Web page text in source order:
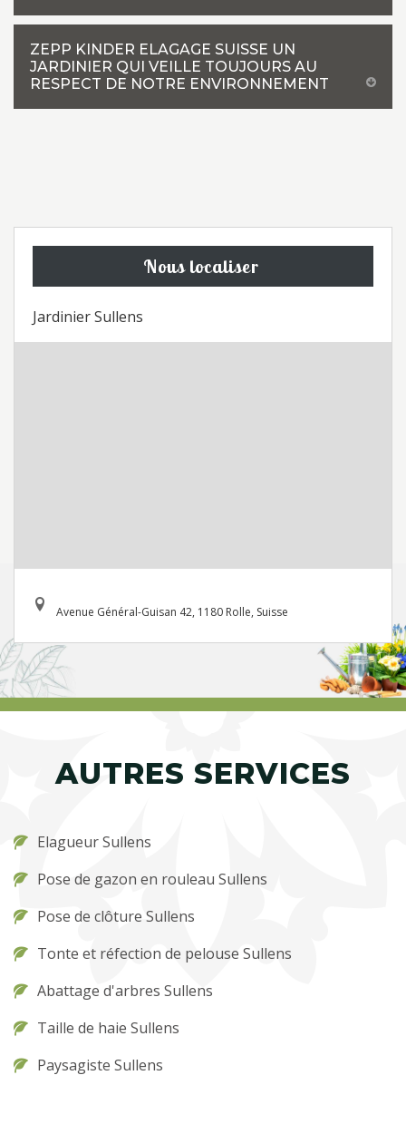
ZEPP KINDER ELAGAGE SUISSE UN
JARDINIER QUI VEILLE TOUJOURS AU
RESPECT DE NOTRE ENVIRONNEMENT
Nous localiser
Jardinier Sullens
Avenue Général-Guisan 42, 1180 Rolle, Suisse
AUTRES SERVICES
Elagueur Sullens
Pose de gazon en rouleau Sullens
Pose de clôture Sullens
Tonte et réfection de pelouse Sullens
Abattage d'arbres Sullens
Taille de haie Sullens
Paysagiste Sullens